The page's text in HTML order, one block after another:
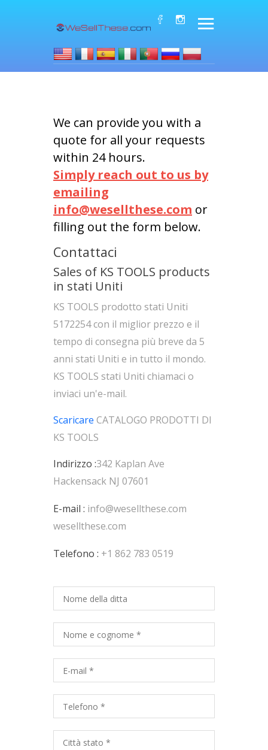
We can provide you with a
quote for all your requests
within 24 hours.
Simply reach out to us by
emailing
info@wesellthese.com or
filling out the form below.
Contattaci
Sales of KS TOOLS products
in stati Uniti
KS TOOLS prodotto stati Uniti
5172254 con il miglior prezzo e il
tempo di consegna più breve da 5
anni stati Uniti e in tutto il mondo.
KS TOOLS stati Uniti chiamaci o
inviaci un'e-mail.
Scaricare CATALOGO PRODOTTI DI
KS TOOLS
Indirizzo :342 Kaplan Ave
Hackensack NJ 07601
E-mail : info@wesellthese.com
wesellthese.com
Telefono : +1 862 783 0519